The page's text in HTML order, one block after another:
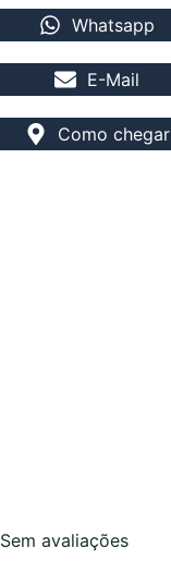
Whatsapp
E-Mail
Como chegar
Sem avaliações